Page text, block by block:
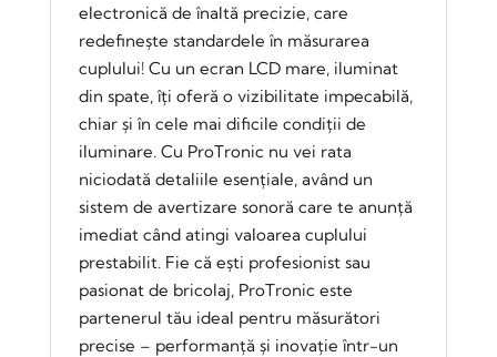
electronică de înaltă precizie, care
redefinește standardele în măsurarea
cuplului! Cu un ecran LCD mare, iluminat
din spate, îți oferă o vizibilitate impecabilă,
chiar și în cele mai dificile condiții de
iluminare. Cu ProTronic nu vei rata
niciodată detaliile esențiale, având un
sistem de avertizare sonoră care te anunță
imediat când atingi valoarea cuplului
prestabilit. Fie că ești profesionist sau
pasionat de bricolaj, ProTronic este
partenerul tău ideal pentru măsurători
precise – performanță și inovație într-un